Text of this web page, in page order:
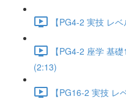
【PG4-2 実技 レ
【PG4-2 座学 基
(2:13)
【PG16-2 実技 レ